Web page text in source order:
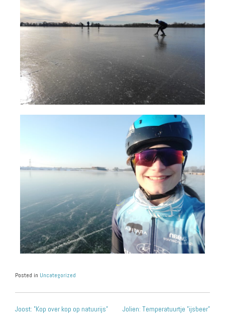
Posted in Uncategorized
Joost: ”Kop over kop op natuurijs” Jolien: Temperatuurtje ”ijsbeer”